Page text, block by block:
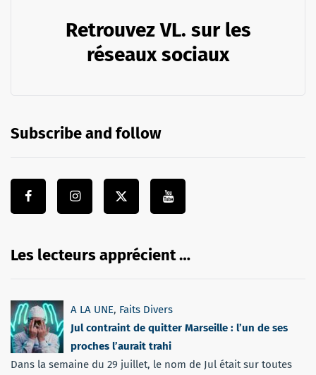
Retrouvez VL. sur les
réseaux sociaux
Subscribe and follow
Les lecteurs apprécient …
A LA UNE, Faits Divers
Jul contraint de quitter Marseille : l’un de ses
proches l’aurait trahi
Dans la semaine du 29 juillet, le nom de Jul était sur toutes